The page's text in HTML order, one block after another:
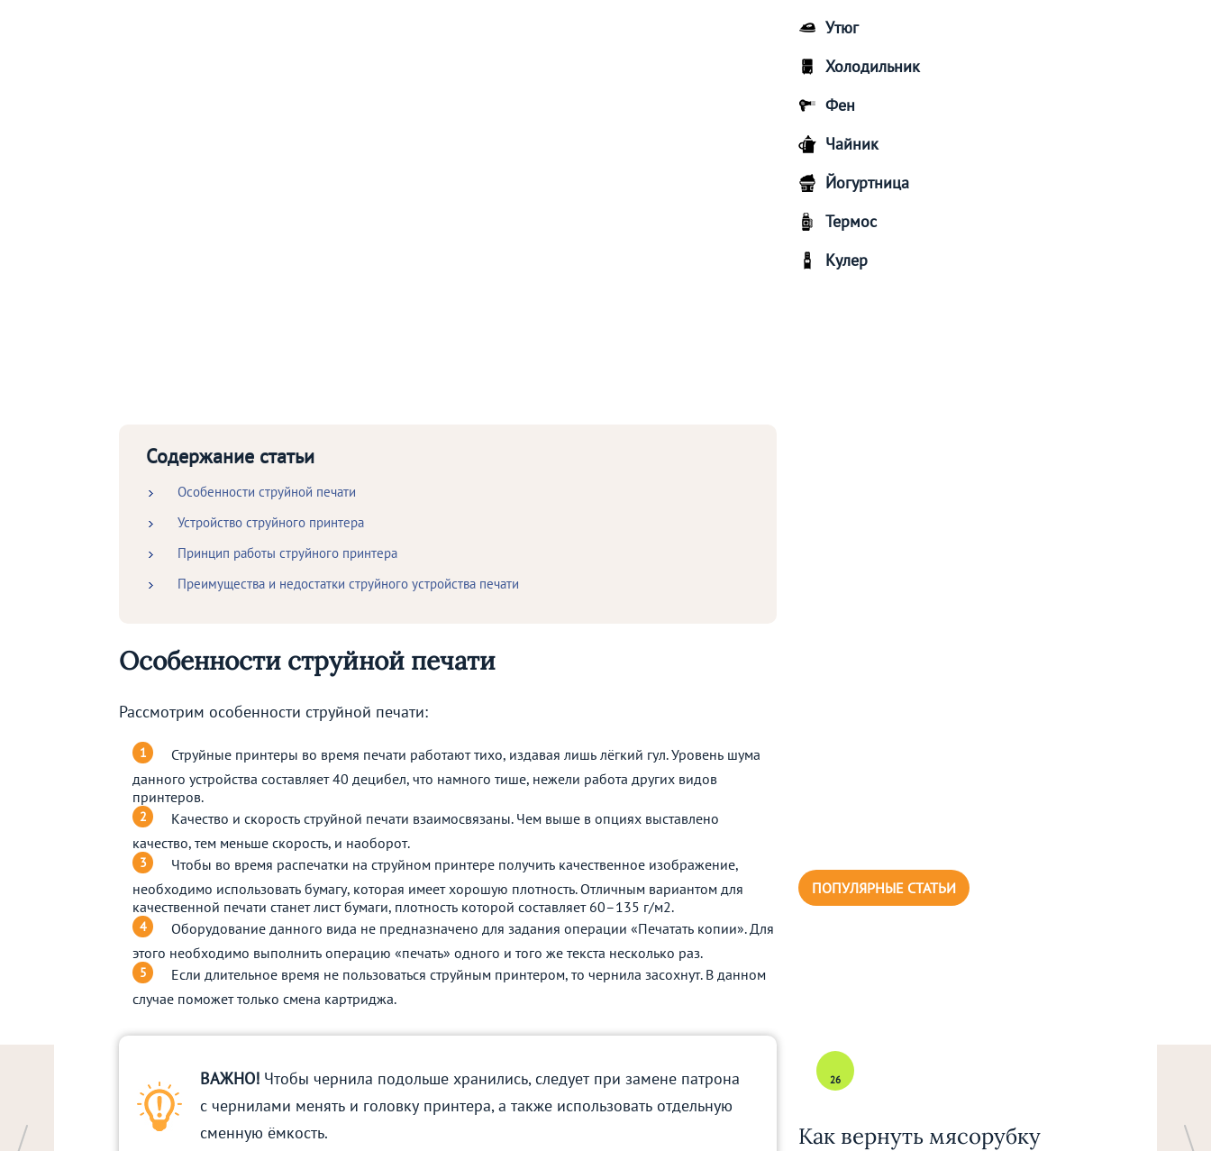
Содержание статьи
Особенности струйной печати
Устройство струйного принтера
Принцип работы струйного принтера
Преимущества и недостатки струйного устройства печати
Особенности струйной печати
Рассмотрим особенности струйной печати:
Струйные принтеры во время печати работают тихо, издавая лишь лёгкий гул. Уровень шума
данного устройства составляет 40 децибел, что намного тише, нежели работа других видов
принтеров.
Качество и скорость струйной печати взаимосвязаны. Чем выше в опциях выставлено
качество, тем меньше скорость, и наоборот.
Чтобы во время распечатки на струйном принтере получить качественное изображение,
необходимо использовать бумагу, которая имеет хорошую плотность. Отличным вариантом для
качественной печати станет лист бумаги, плотность которой составляет 60–135 г/м2.
Оборудование данного вида не предназначено для задания операции «Печатать копии». Для
этого необходимо выполнить операцию «печать» одного и того же текста несколько раз.
Если длительное время не пользоваться струйным принтером, то чернила засохнут. В данном
случае поможет только смена картриджа.
ВАЖНО! Чтобы чернила подольше хранились, следует при замене патрона
с чернилами менять и головку принтера, а также использовать отдельную
сменную ёмкость.
Утюг
Холодильник
Фен
Чайник
Йогуртница
Термос
Кулер
ПОПУЛЯРНЫЕ СТАТЬИ
26
Как вернуть мясорубку